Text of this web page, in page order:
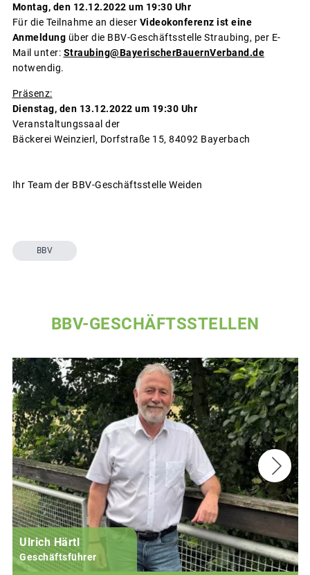
Montag, den 12.12.2022 um 19:30 Uhr
Für die Teilnahme an dieser Videokonferenz ist eine
Anmeldung über die BBV-Geschäftsstelle Straubing, per E-
Mail unter: Straubing@BayerischerBauernVerband.de
notwendig.
Präsenz:
Dienstag, den 13.12.2022 um 19:30 Uhr
Veranstaltungssaal der
Bäckerei Weinzierl, Dorfstraße 15, 84092 Bayerbach
Ihr Team der BBV-Geschäftsstelle Weiden
BBV
BBV-GESCHÄFTSSTELLEN
Ulrich Härtl
Geschäftsführer